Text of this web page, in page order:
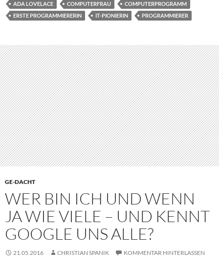
ADA LOVELACE COMPUTERFRAU
COMPUTERPROGRAMM
ERSTE PROGRAMMIERERIN
IT-PIONIERIN PROGRAMMIERER
GE-DACHT
WER BIN ICH UND WENN
JA WIE VIELE – UND KENNT
GOOGLE UNS ALLE?
21.05.2016 CHRISTIAN SPANIK KOMMENTAR HINTERLASSEN